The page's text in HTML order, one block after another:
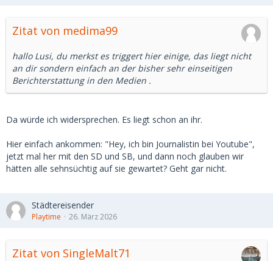
Zitat von medima99
hallo Lusi, du merkst es triggert hier einige, das liegt nicht
an dir sondern einfach an der bisher sehr einseitigen
Berichterstattung in den Medien .
Da würde ich widersprechen. Es liegt schon an ihr.
Hier einfach ankommen: "Hey, ich bin Journalistin bei Youtube",
jetzt mal her mit den SD und SB, und dann noch glauben wir
hätten alle sehnsüchtig auf sie gewartet? Geht gar nicht.
Städtereisender
Playtime 26. März 2026
Zitat von SingleMalt71